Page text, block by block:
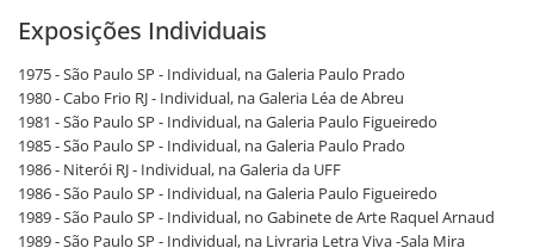
Exposições Individuais
1975 - São Paulo SP - Individual, na Galeria Paulo Prado
1980 - Cabo Frio RJ - Individual, na Galeria Léa de Abreu
1981 - São Paulo SP - Individual, na Galeria Paulo Figueiredo
1985 - São Paulo SP - Individual, na Galeria Paulo Prado
1986 - Niterói RJ - Individual, na Galeria da UFF
1986 - São Paulo SP - Individual, na Galeria Paulo Figueiredo
1989 - São Paulo SP - Individual, no Gabinete de Arte Raquel Arnaud
1989 - São Paulo SP - Individual, na Livraria Letra Viva -Sala Mira